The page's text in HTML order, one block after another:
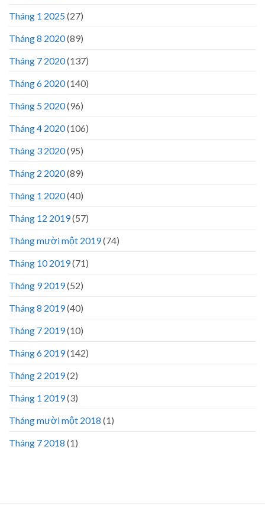
Tháng 1 2025(27)
Tháng 8 2020(89)
Tháng 7 2020(137)
Tháng 6 2020(140)
Tháng 5 2020(96)
Tháng 4 2020(106)
Tháng 3 2020(95)
Tháng 2 2020(89)
Tháng 1 2020(40)
Tháng 12 2019(57)
Tháng mười một 2019(74)
Tháng 10 2019(71)
Tháng 9 2019(52)
Tháng 8 2019(40)
Tháng 7 2019(10)
Tháng 6 2019(142)
Tháng 2 2019(2)
Tháng 1 2019(3)
Tháng mười một 2018 (1)
Tháng 7 2018 (1)